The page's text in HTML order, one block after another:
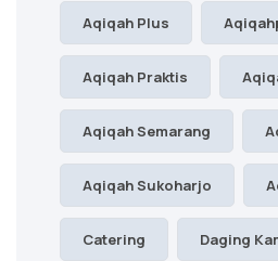
Aqiqah Plus
Aqiqah Praktis
Aqiqah Semarang
Aqiqah Sukoharjo
Catering Daging